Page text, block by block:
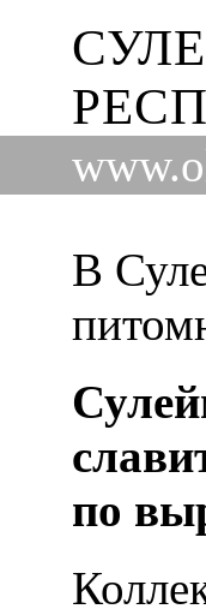
В
по